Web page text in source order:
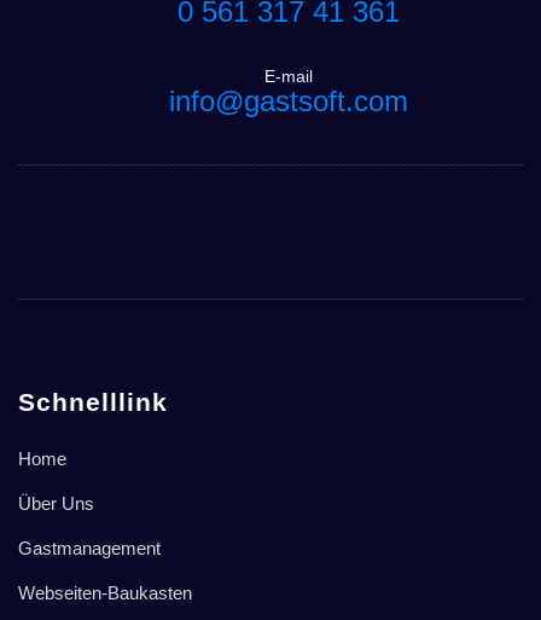
0 561 317 41 361
E-mail
info@gastsoft.com
Schnelllink
Home
Über Uns
Gastmanagement
Webseiten-Baukasten